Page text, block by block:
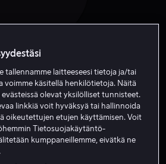
Walker
Näyttelijä
tallennamme laitteeseesi tietoja ja/tai
voimme käsitellä henkilötietoja. Näitä
olevat yksilölliset tunnisteet.
linkkiä voit hyväksyä tai hallinnoida
oikeutettujen etujen käyttämisen. Voit
Tietosuojakäytäntö-
kumppaneillemme, eivätkä ne